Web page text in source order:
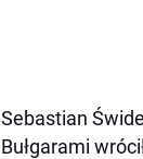
Sebastian
Bułgarami